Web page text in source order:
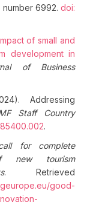
number 6992. doi:
of small and
development in
of Business
Addressing
Staff Country
.
for complete
new tourism
. Retrieved
good-